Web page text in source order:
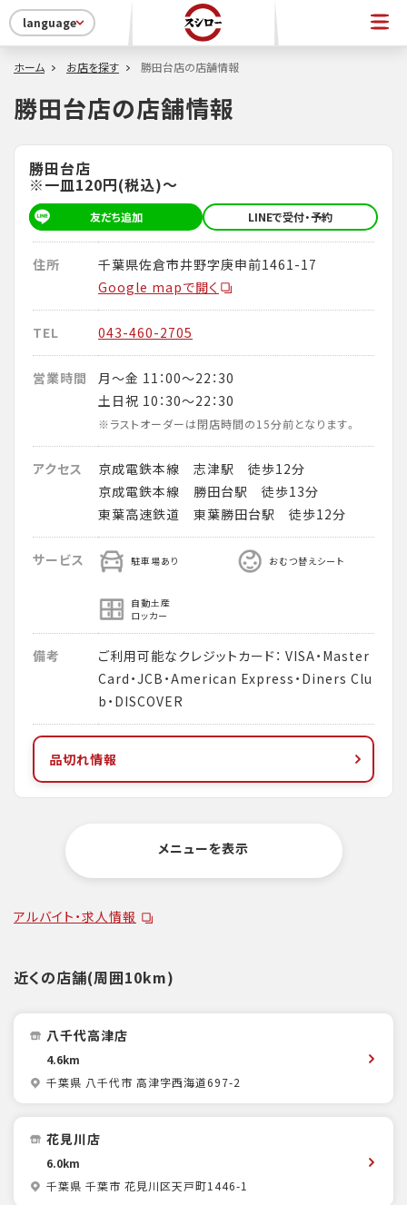
language
ホーム お店を探す 勝田台店の店舗情報
勝田台店の店舗情報
勝田台店
※一皿120円(税込)～
友だち追加 LINEで受付・予約
住所
千葉県佐倉市井野字庚申前1461-17
Google mapで開く
TEL 043-460-2705
営業時間
月～金 11：00～22：30
土日祝 10：30～22：30
※ラストオーダーは閉店時間の15分前となります。
アクセス
京成電鉄本線 志津駅 徒歩12分
京成電鉄本線 勝田台駅 徒歩13分
東葉高速鉄道 東葉勝田台駅 徒歩12分
サービス 駐車場あり おむつ替えシート
自動土産
ロッカー
備考
ご利用可能なクレジットカード： VISA・Master
Card・JCB・American Express・Diners Clu
b・DISCOVER
品切れ情報
メニューを表示
アルバイト・求人情報
近くの店舗(周囲10km)
八千代高津店
4.6km
千葉県 八千代市 高津字西海道697-2
花見川店
6.0km
千葉県 千葉市 花見川区天戸町1446-1